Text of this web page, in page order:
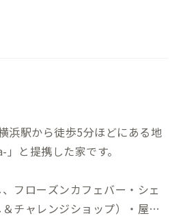
浜駅から徒歩5分ほどにある地
と提携した家です。
フローズンカフェバー・シェ
チャレンジショップ）・屋外